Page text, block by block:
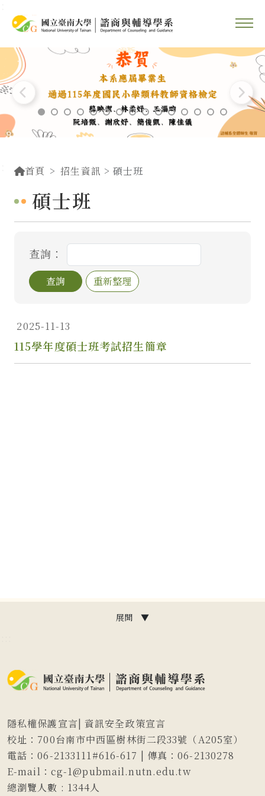
首頁 招生資訊 > 碩士班
碩士班
查詢：
2025-11-13
115學年度碩士班考試招生簡章
展開 ▼
隱私權保護宣言|資訊安全政策宣言
校址：700台南市中西區樹林街二段33號（A205室）
電話：06-2133111#616-617 | 傳真：06-2130278
E-mail：cg-1@pubmail.nutn.edu.tw
總瀏覽人數 : 1344人